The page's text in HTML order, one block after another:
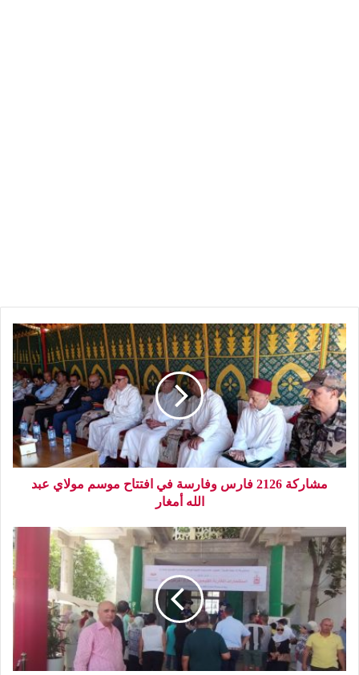
مشاركة 2126 فارس وفارسة في افتتاح موسم مولاي عبد
الله أمغار